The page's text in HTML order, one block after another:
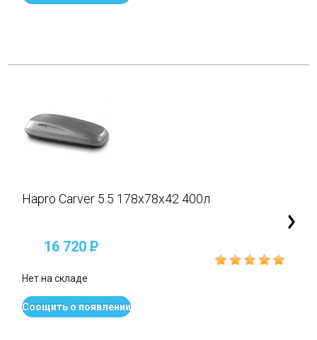
Hapro Carver 5.5 178x78x42 400л
16 720 P
Нет на складе
Соощить о появлении